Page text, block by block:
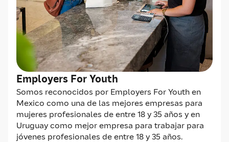
Employers For Youth
Somos reconocidos por Employers For Youth en
Mexico como una de las mejores empresas para
mujeres profesionales de entre 18 y 35 años y en
Uruguay como mejor empresa para trabajar para
jóvenes profesionales de entre 18 y 35 años.